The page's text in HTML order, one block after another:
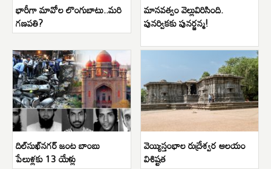
భారీగా మావోల లొంగుబాటు..మరి
గణపతి?
మానవత్వం వెల్లువిరిసింది.
పునర్వికకు పునర్జన్మ!
దిల్‌సుఖ్‌నగర్ జంట బాంబు
పేలుళ్లకు 13 యేళ్లు
వెయ్యిస్తంభాల రుద్రేశ్వర ఆలయం
విశిష్టత